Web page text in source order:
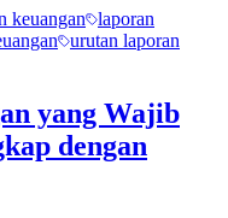
keuangan
laporan
urutan laporan
yang Wajib
dengan